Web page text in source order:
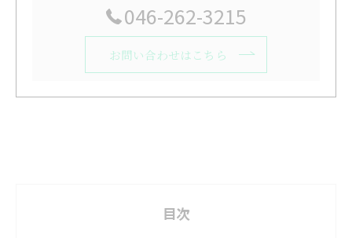
046-262-3215
お問い合わせはこちら
目次